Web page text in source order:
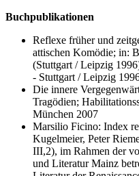
Buchpublikationen
Reflexe früher und
attischen Komödie; in:
(Stuttgart / Leipzig
- Stuttgart / Leipzig
Die innere
Tragödien;
München 2007
Marsilio Ficino: Index
Kugelmeier, Peter
III,2), im Rahmen der
und Literatur Mainz